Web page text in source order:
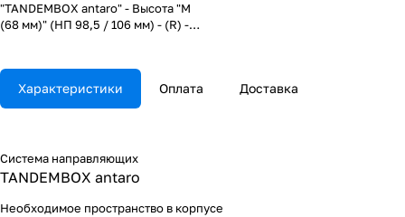
"TANDEMBOX antaro" - Высота "M
(68 мм)" (НП 98,5 / 106 мм) - (R) -
Характеристики Оплата Доставка
Система направляющих
TANDEMBOX antaro
Необходимое пространство в корпусе